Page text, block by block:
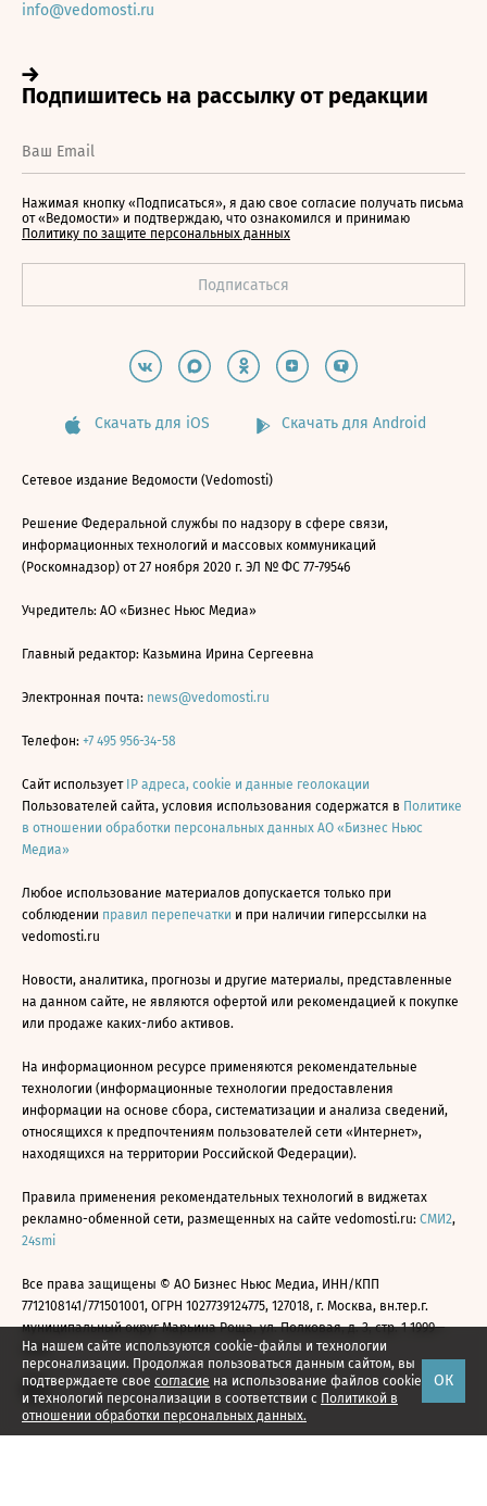
На нашем сайте используются cookie-файлы и технологии
персонализации. Продолжая пользоваться данным сайтом, вы
подтверждаете свое согласие на использование файлов cookie
и технологий персонализации в соответствии с Политикой в
отношении обработки персональных данных.
ОК
info@vedomosti.ru
Нажимая кнопку «Подписаться», я даю свое согласие получать письма
от «Ведомости» и подтверждаю, что ознакомился и принимаю
Политику по защите персональных данных
Скачать для iOS Скачать для Android
Сетевое издание Ведомости (Vedomosti)
Решение Федеральной службы по надзору в сфере связи,
информационных технологий и массовых коммуникаций
(Роскомнадзор) от 27 ноября 2020 г. ЭЛ № ФС 77-79546
Учредитель: АО «Бизнес Ньюс Медиа»
Главный редактор: Казьмина Ирина Сергеевна
Электронная почта: news@vedomosti.ru
Телефон: +7 495 956-34-58
Сайт использует IP адреса, cookie и данные геолокации
Пользователей сайта, условия использования содержатся в Политике
в отношении обработки персональных данных АО «Бизнес Ньюс
Медиа»
Любое использование материалов допускается только при
соблюдении правил перепечатки и при наличии гиперссылки на
vedomosti.ru
Новости, аналитика, прогнозы и другие материалы, представленные
на данном сайте, не являются офертой или рекомендацией к покупке
или продаже каких-либо активов.
На информационном ресурсе применяются рекомендательные
технологии (информационные технологии предоставления
информации на основе сбора, систематизации и анализа сведений,
относящихся к предпочтениям пользователей сети «Интернет»,
находящихся на территории Российской Федерации).
Правила применения рекомендательных технологий в виджетах
рекламно-обменной сети, размещенных на сайте vedomosti.ru: СМИ2,
24smi
Все права защищены © АО Бизнес Ньюс Медиа, ИНН/КПП
7712108141/771501001, ОГРН 1027739124775, 127018, г. Москва, вн.тер.г.
муниципальный округ Марьина Роща, ул. Полковая, д. 3, стр. 1 1999—
2026